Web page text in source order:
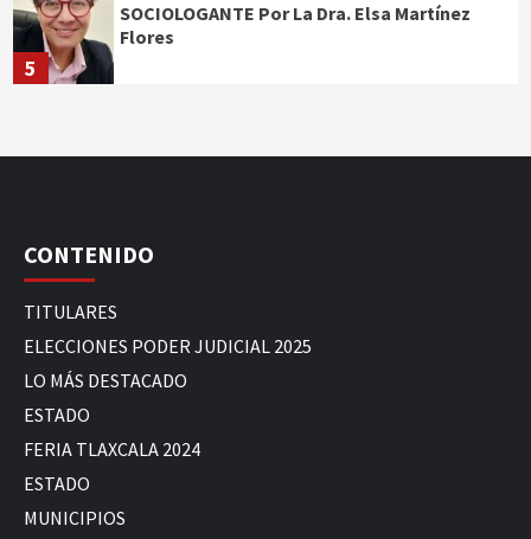
5
SOCIOLOGANTE Por La Dra. Elsa Martínez
Flores
CONTENIDO
TITULARES
ELECCIONES PODER JUDICIAL 2025
LO MÁS DESTACADO
ESTADO
FERIA TLAXCALA 2024
ESTADO
MUNICIPIOS